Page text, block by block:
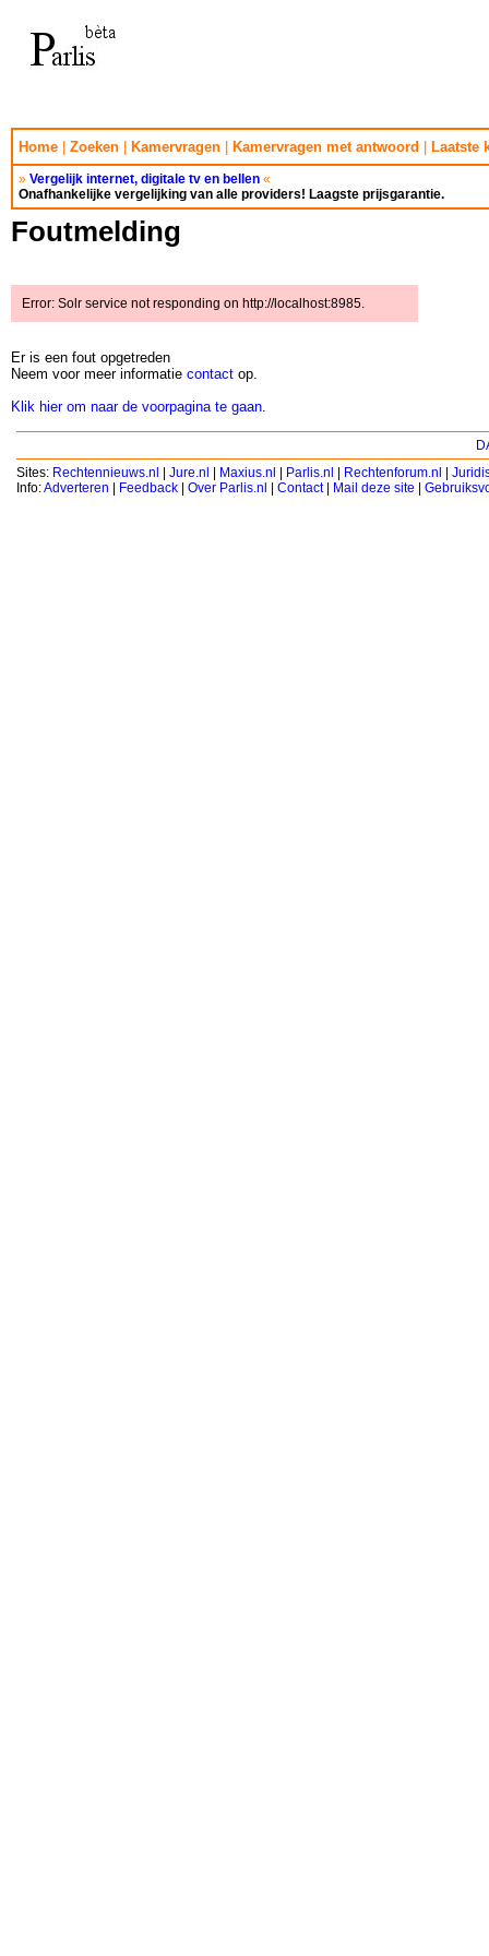
Home Zoeken Kamervragen Kamervragen met antwoord Laatste
» Vergelijk internet, digitale tv en bellen «
Onafhankelijke vergelijking van alle providers! Laagste prijsgarantie.
Foutmelding
Error: Solr service not responding on http://localhost:8985.
Er is een fout opgetreden
Neem voor meer informatie contact op.
Klik hier om naar de voorpagina te gaan
Sites: Rechtennieuws.nl | Jure.nl | Maxius.nl | Parlis.nl | Rechtenforum.nl |
Info:Adverteren | Feedback | Over Parlis.nl | Contact| Mail deze site |